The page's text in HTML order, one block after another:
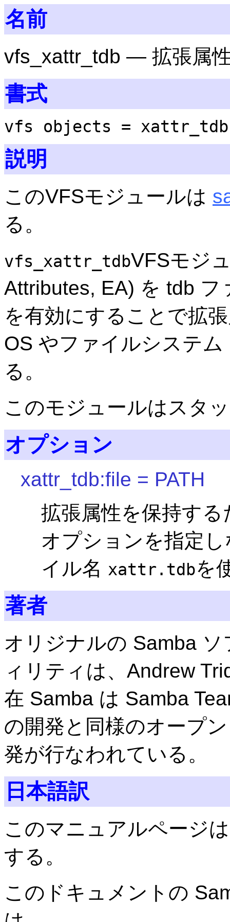
名前
vfs_xattr_tdb — 拡張属
書式
vfs objects = xattr_tdb
説明
このVFSモジュールは
る。
vfs_xattr_tdbVFSモジ
Attributes, EA) を tdb
を有効にすることで拡
OS やファイルシステ
る。
このモジュールはスタ
オプション
xattr_tdb:file = PATH
拡張属性を保持す
オプションを指定
イル名 xattr.tdbを
著者
オリジナルの Samba
ィリティは、Andrew
在 Samba は Samba
の開発と同様のオープ
発が行なわれている。
日本語訳
このマニュアルページ
する。
このドキュメントの